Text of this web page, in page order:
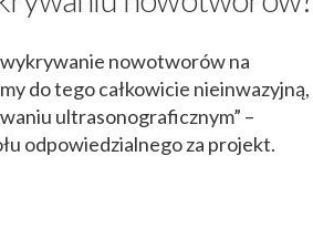
nowotworów na
do tego całkowicie nieinwazyjną,
ultrasonograficznym” –
odpowiedzialnego za projekt.